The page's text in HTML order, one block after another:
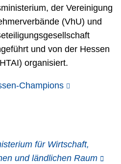
der Vereinigung
(VhU) und
und von der Hessen
organisiert.
Champions
für Wirtschaft,
und ländlichen Raum